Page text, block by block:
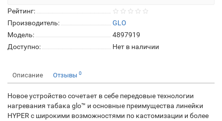
Рейтинг:
Производитель:
GLO
Модель:
4897919
Доступно:
Нет в наличии
Описание Отзывы 0
Новое устройство сочетает в себе передовые технологии
нагревания табака glo™ и основные преимущества линейки
HYPER с широкими возможностями по кастомизации и более